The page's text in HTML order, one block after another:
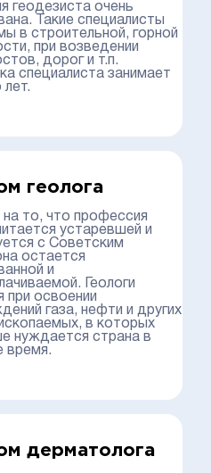
геодезиста очень
Такие специалисты
в строительной, горной
при возведении
дорог и т.п.
специалиста занимает
лет.
геолога
то, что профессия
устаревшей и
с Советским
остается
и
Геологи
при освоении
газа, нефти и других
в которых
нуждается страна в
время.
дерматолога